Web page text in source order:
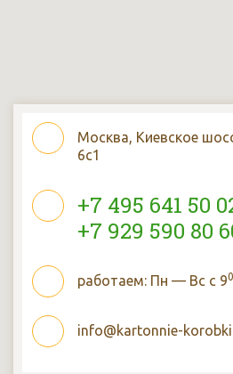
Москва, Киевское
6с1
+7 495 641 50
+7 929 590 80
работаем: Пн — Вс с 9
info@kartonnie-